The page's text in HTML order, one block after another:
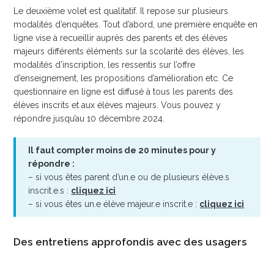
Le deuxième volet est qualitatif. Il repose sur plusieurs
modalités d’enquêtes. Tout d’abord, une première enquête en
ligne vise à recueillir auprès des parents et des élèves
majeurs différents éléments sur la scolarité des élèves, les
modalités d’inscription, les ressentis sur l’offre
d’enseignement, les propositions d’amélioration etc. Ce
questionnaire en ligne est diffusé à tous les parents des
élèves inscrits et aux élèves majeurs. Vous pouvez y
répondre jusqu’au 10 décembre 2024.
Il faut compter moins de 20 minutes pour y
répondre :
– si vous êtes parent d’un.e ou de plusieurs élève.s
inscrit.e.s : cliquez ici
– si vous êtes un.e élève majeur.e inscrit.e : cliquez ici
Des entretiens approfondis avec des usagers